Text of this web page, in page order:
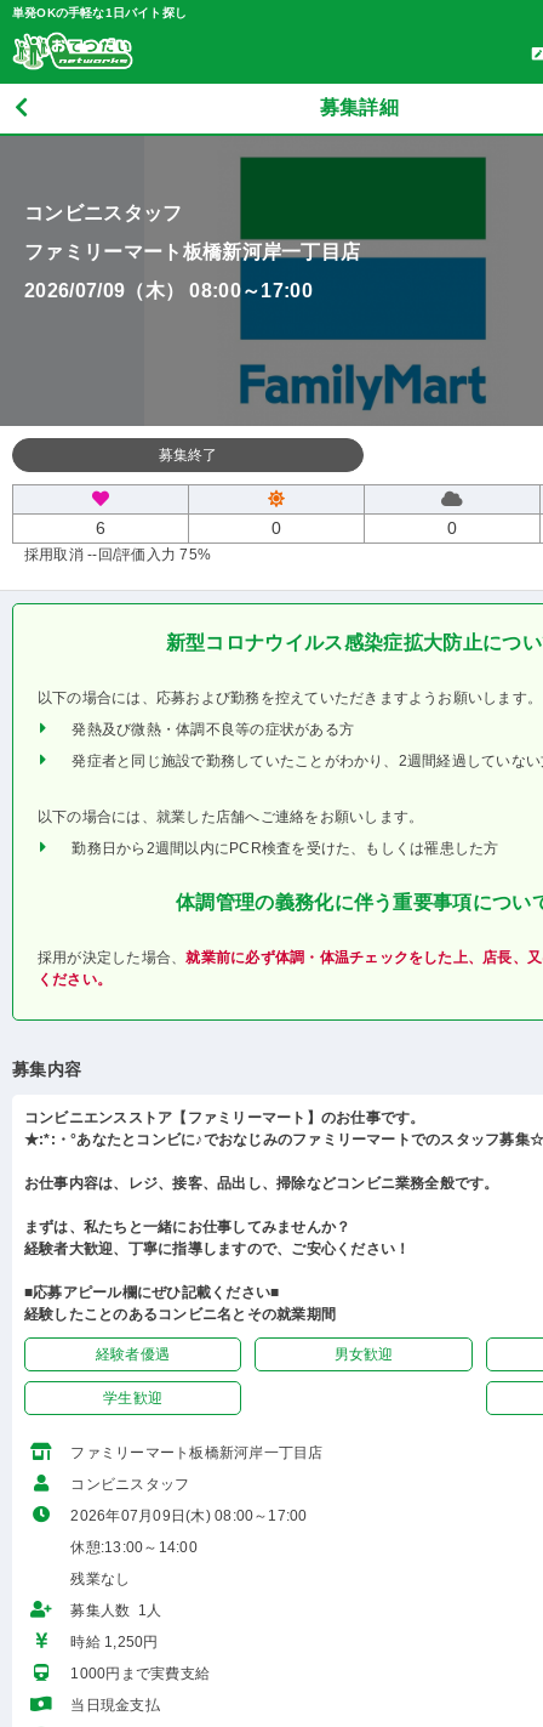
単発OKの手軽な1日バイト探し
募集詳細
コンビニスタッフ
ファミリーマート板橋新河岸一丁目店
2026/07/09（木） 08:00～17:00
募集終了
6 0 0
採用取消 --回/評価入力 75%
新型コロナウイルス感染症拡大防止につ
以下の場合には、応募および勤務を控えていただきますようお願いします。
発熱及び微熱・体調不良等の症状がある方
発症者と同じ施設で勤務していたことがわかり、2週間経過していな
以下の場合には、就業した店舗へご連絡をお願いします。
勤務日から2週間以内にPCR検査を受けた、もしくは罹患した方
体調管理の義務化に伴う重要事項につい
採用が決定した場合、就業前に必ず体調・体温チェックをした上、店長、
ください。
募集内容
コンビニエンスストア【ファミリーマート】のお仕事です。
★:*:・°あなたとコンビに♪でおなじみのファミリーマートでのスタッフ募集
お仕事内容は、レジ、接客、品出し、掃除などコンビニ業務全般です。
まずは、私たちと一緒にお仕事してみませんか？
経験者大歓迎、丁寧に指導しますので、ご安心ください！
■応募アピール欄にぜひ記載ください■
経験したことのあるコンビニ名とその就業期間
経験者優遇 男女歓迎
学生歓迎
ファミリーマート板橋新河岸一丁目店
コンビニスタッフ
2026年07月09日(木) 08:00～17:00
休憩:13:00～14:00
残業なし
募集人数 1人
時給 1,250円
1000円まで実費支給
当日現金支払